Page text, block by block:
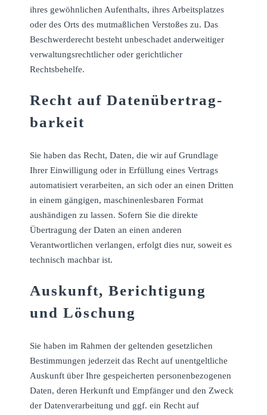
ihres gewöhnlichen Aufenthalts, ihres Arbeitsplatzes
oder des Orts des mutmaßlichen Verstoßes zu. Das
Beschwerderecht besteht unbeschadet anderweitiger
verwaltungsrechtlicher oder gerichtlicher
Rechtsbehelfe.
Recht auf Daten­übertrag­
barkeit
Sie haben das Recht, Daten, die wir auf Grundlage
Ihrer Einwilligung oder in Erfüllung eines Vertrags
automatisiert verarbeiten, an sich oder an einen Dritten
in einem gängigen, maschinenlesbaren Format
aushändigen zu lassen. Sofern Sie die direkte
Übertragung der Daten an einen anderen
Verantwortlichen verlangen, erfolgt dies nur, soweit es
technisch machbar ist.
Auskunft, Berichtigung
und Löschung
Sie haben im Rahmen der geltenden gesetzlichen
Bestimmungen jederzeit das Recht auf unentgeltliche
Auskunft über Ihre gespeicherten personenbezogenen
Daten, deren Herkunft und Empfänger und den Zweck
der Datenverarbeitung und ggf. ein Recht auf